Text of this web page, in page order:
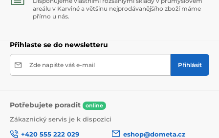
areálu v Karviné a většinu nejprodávanějšího zboží máme
přímo u nás.
Přihlaste se do newsletteru
Zde napište váš e-mail Přihlásit
Potřebujete poradit online
Zákaznický servis je k dispozici
+420 555 222 029
eshop@dometa.cz